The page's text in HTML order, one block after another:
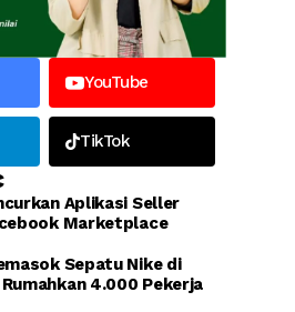
YouTube
TikTok
Aplikasi Seller
Marketplace
Sepatu Nike di
4.000 Pekerja